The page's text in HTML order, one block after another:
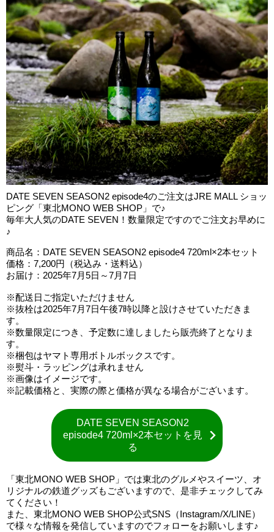
DATE SEVEN SEASON2 episode4のご注文はJRE MALL ショッ
ピング「東北MONO WEB SHOP」で♪
毎年大人気のDATE SEVEN！数量限定ですのでご注文お早めに
♪
商品名：DATE SEVEN SEASON2 episode4 720ml×2本セット
価格：7,200円（税込み・送料込）
お届け：2025年7月5日～7月7日
※配送日ご指定いただけません
※抜栓は2025年7月7日午後7時以降と設けさせていただきま
す。
※数量限定につき、予定数に達しましたら販売終了となりま
す。
※梱包はヤマト専用ボトルボックスです。
※熨斗・ラッピングは承れません
※画像はイメージです。
※記載価格と、実際の際と価格が異なる場合がございます。
DATE SEVEN SEASON2
episode4 720ml×2本セットを見
る
「東北MONO WEB SHOP」では東北のグルメやスイーツ、オ
リジナルの鉄道グッズもございますので、是非チェックしてみ
てください！
また、東北MONO WEB SHOP公式SNS（Instagram/X/LINE）
で様々な情報を発信していますのでフォローをお願いします♪